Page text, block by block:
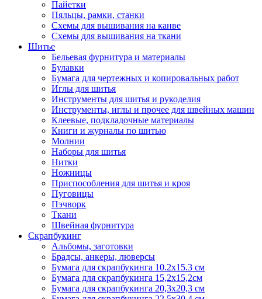
Пайетки
Пяльцы, рамки, станки
Схемы для вышивания на канве
Схемы для вышивания на ткани
Шитье
Бельевая фурнитура и материалы
Булавки
Бумага для чертежных и копировальных работ
Иглы для шитья
Инструменты для шитья и рукоделия
Инструменты, иглы и прочее для швейных машин
Клеевые, подкладочные материалы
Книги и журналы по шитью
Молнии
Наборы для шитья
Нитки
Ножницы
Приспособления для шитья и кроя
Пуговицы
Пэчворк
Ткани
Швейная фурнитура
Скрапбукинг
Альбомы, заготовки
Брадсы, анкеры, люверсы
Бумага для скрапбукинга 10.2х15.3 см
Бумага для скрапбукинга 15,2х15,2см
Бумага для скрапбукинга 20,3х20,3 см